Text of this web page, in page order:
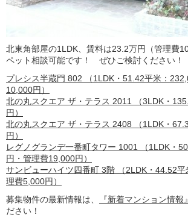
北東角部屋の1LDK、賃料は23.2万円（管理費
ペット相談可能です！ ぜひご検討ください！
プレシス半蔵門 802 （1LDK・51.42平米：
10,000円）
北の丸スクエア ザ・テラス 2011 （3LDK・
円）
北の丸スクエア ザ・テラス 2408 （1LDK・
円）
レグノグランデ一番町タワー 1001 （1LDK・
円・管理費19,000円）
サンビューハイツ四番町 3階 （2LDK・44.52
理費5,000円）
募集物件の最新情報は、
『新着マンション情報』
ださい！